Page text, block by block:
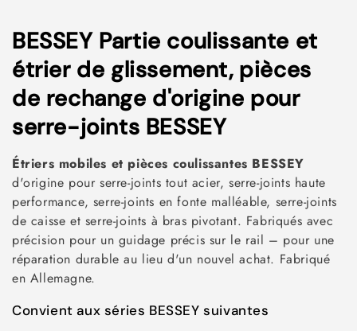
C
o
l
l
e
c
t
i
o
n
BESSEY Partie coulissante et
étrier de glissement, pièces
de rechange d'origine pour
serre-joints BESSEY
Étriers mobiles et pièces coulissantes BESSEY
d'origine pour serre-joints tout acier, serre-joints haute
performance, serre-joints en fonte malléable, serre-joints
de caisse et serre-joints à bras pivotant. Fabriqués avec
précision pour un guidage précis sur le rail – pour une
réparation durable au lieu d'un nouvel achat. Fabriqué
en Allemagne.
Convient aux séries BESSEY suivantes